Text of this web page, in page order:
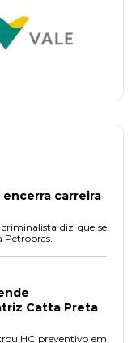
carreira
diz que se
Petrobras.
Catta Preta
HC preventivo em